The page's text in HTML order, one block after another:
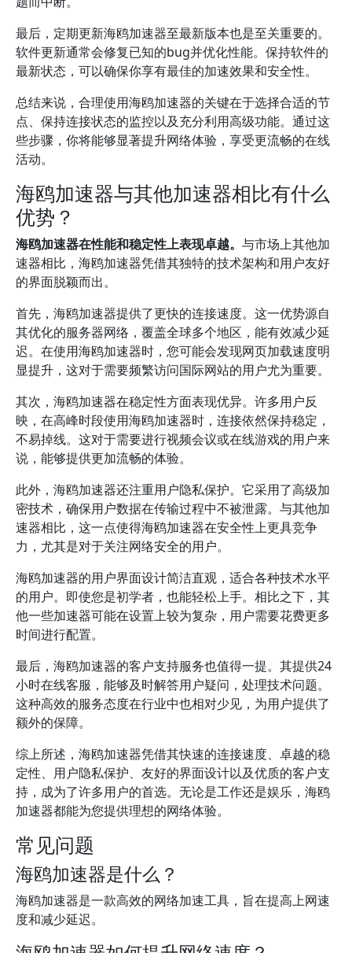
最后，定期更新海鸥加速器至最新版本也是至关重要的。
软件更新通常会修复已知的bug并优化性能。保持软件的
最新状态，可以确保你享有最佳的加速效果和安全性。
总结来说，合理使用海鸥加速器的关键在于选择合适的节
点、保持连接状态的监控以及充分利用高级功能。通过这
些步骤，你将能够显著提升网络体验，享受更流畅的在线
活动。
海鸥加速器与其他加速器相比有什么
优势？
海鸥加速器在性能和稳定性上表现卓越。 与市场上其他加
速器相比，海鸥加速器凭借其独特的技术架构和用户友好
的界面脱颖而出。
首先，海鸥加速器提供了更快的连接速度。这一优势源自
其优化的服务器网络，覆盖全球多个地区，能有效减少延
迟。在使用海鸥加速器时，您可能会发现网页加载速度明
显提升，这对于需要频繁访问国际网站的用户尤为重要。
其次，海鸥加速器在稳定性方面表现优异。许多用户反
映，在高峰时段使用海鸥加速器时，连接依然保持稳定，
不易掉线。这对于需要进行视频会议或在线游戏的用户来
说，能够提供更加流畅的体验。
此外，海鸥加速器还注重用户隐私保护。它采用了高级加
密技术，确保用户数据在传输过程中不被泄露。与其他加
速器相比，这一点使得海鸥加速器在安全性上更具竞争
力，尤其是对于关注网络安全的用户。
海鸥加速器的用户界面设计简洁直观，适合各种技术水平
的用户。即使您是初学者，也能轻松上手。相比之下，其
他一些加速器可能在设置上较为复杂，用户需要花费更多
时间进行配置。
最后，海鸥加速器的客户支持服务也值得一提。其提供24
小时在线客服，能够及时解答用户疑问，处理技术问题。
这种高效的服务态度在行业中也相对少见，为用户提供了
额外的保障。
综上所述，海鸥加速器凭借其快速的连接速度、卓越的稳
定性、用户隐私保护、友好的界面设计以及优质的客户支
持，成为了许多用户的首选。无论是工作还是娱乐，海鸥
加速器都能为您提供理想的网络体验。
常见问题
海鸥加速器是什么？
海鸥加速器是一款高效的网络加速工具，旨在提高上网速
度和减少延迟。